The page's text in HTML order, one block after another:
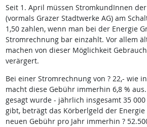
Seit 1. April müssen StromkundInnen
(vormals Grazer Stadtwerke AG) am
1,50 zahlen, wenn man bei der Energie
Stromrechnung bar einzahlt. Vor allem
machen von dieser Möglichkeit
verärgert.
Bei einer Stromrechnung von ? 22,- wie
macht diese Gebühr immerhin 6,8 %
gesagt wurde - jährlich insgesamt 35
gibt, beträgt das Körberlgeld der Energie
neuen Gebühr pro Jahr immerhin ?